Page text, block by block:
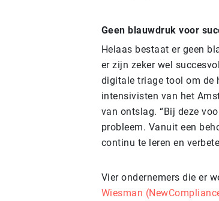
Geen blauwdruk voor
Helaas bestaat er geen
er zijn zeker wel
digitale triage tool om de
intensivisten van het
van ontslag. “Bij deze
probleem. Vanuit een
continu te leren en
Vier ondernemers die er
Wiesman